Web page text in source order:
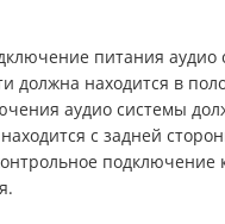
питания аудио
должна находится в
аудио системы
с задней
подключение